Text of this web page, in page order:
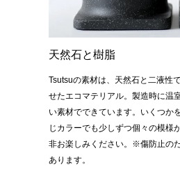
天然石と樹脂
Tsutsuの素材は、天然石と二液性
せたエコマテリアル。製造時に温
い素材でできています。いくつか
じカラーでも少しずつ個々の模様
非お楽しみください。※傷防止の
あります。